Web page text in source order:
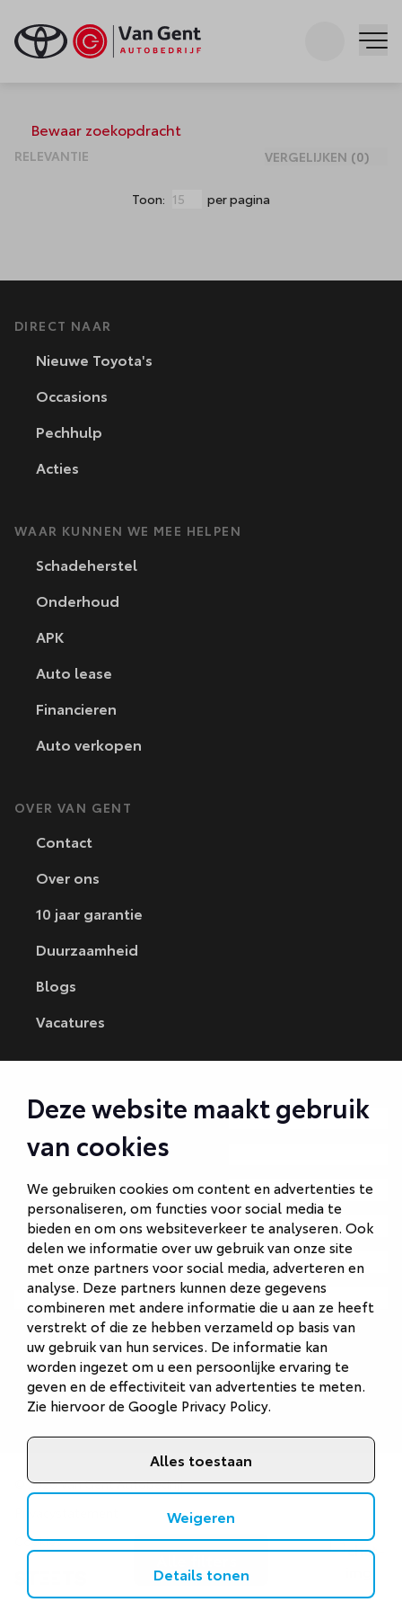
Deze website maakt gebruik
van cookies
We gebruiken cookies om content en advertenties te
personaliseren, om functies voor social media te
bieden en om ons websiteverkeer te analyseren. Ook
delen we informatie over uw gebruik van onze site
met onze partners voor social media, adverteren en
analyse. Deze partners kunnen deze gegevens
combineren met andere informatie die u aan ze heeft
verstrekt of die ze hebben verzameld op basis van
uw gebruik van hun services. De informatie kan
worden ingezet om u een persoonlijke ervaring te
geven en de effectiviteit van advertenties te meten.
Zie hiervoor deGoogle Privacy Policy.
Alles toestaan
Weigeren
Details tonen
Zoeken
Occasions
Bewaar zoekopdracht
VERGELIJKEN (0)
Toon: per pagina
Alle filters
DIRECT NAAR
Nieuwe Toyota's
Occasions
Pechhulp
Acties
WAAR KUNNEN WE MEE HELPEN
Schadeherstel
Onderhoud
APK
Auto lease
Financieren
Auto verkopen
OVER VAN GENT
Contact
Over ons
10 jaar garantie
Duurzaamheid
Blogs
Vacatures
Autobedrijf Amersfoort
Autobedrijf Ede
Autobedrijf Hilversum
Autobedrijf Naarden
Autobedrijf Veenendaal
Van Gent Schadeherstel
©2026Van Gent Autobedrijf
Cookies